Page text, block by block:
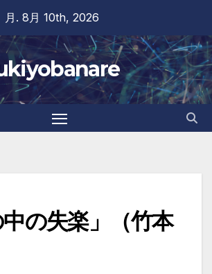
月. 8月 10th, 2026
中の失楽」（竹本